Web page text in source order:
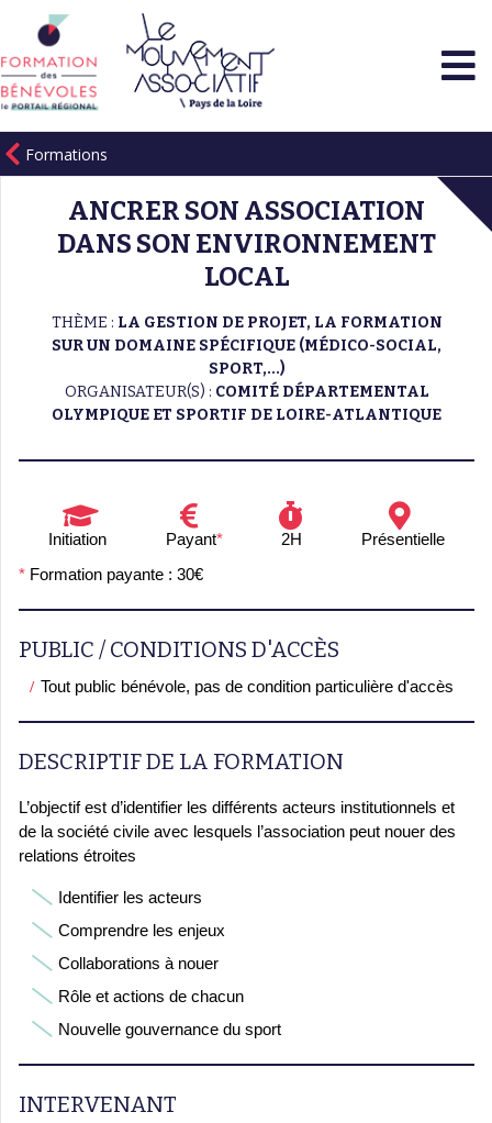
Formations
ANCRER SON ASSOCIATION
DANS SON ENVIRONNEMENT
LOCAL
THÈME : LA GESTION DE PROJET, LA FORMATION
SUR UN DOMAINE SPÉCIFIQUE (MÉDICO-SOCIAL,
SPORT,...)
ORGANISATEUR(S) : COMITÉ DÉPARTEMENTAL
OLYMPIQUE ET SPORTIF DE LOIRE-ATLANTIQUE
Initiation Payant* 2H
Présentielle
* Formation payante : 30€
PUBLIC / CONDITIONS D'ACCÈS
Tout public bénévole, pas de condition particulière d'accès
DESCRIPTIF DE LA FORMATION
L’objectif est d’identifier les différents acteurs institutionnels et
de la société civile avec lesquels l’association peut nouer des
relations étroites
Identifier les acteurs
Comprendre les enjeux
Collaborations à nouer
Rôle et actions de chacun
Nouvelle gouvernance du sport
INTERVENANT